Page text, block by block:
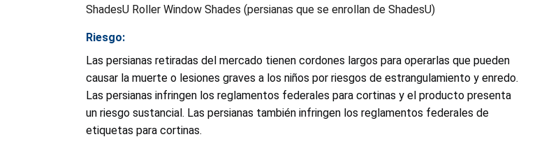
ShadesU Roller Window Shades (persianas que se enrollan de ShadesU)
Riesgo:
Las persianas retiradas del mercado tienen cordones largos para operarlas que pueden
causar la muerte o lesiones graves a los niños por riesgos de estrangulamiento y enredo.
Las persianas infringen los reglamentos federales para cortinas y el producto presenta
un riesgo sustancial. Las persianas también infringen los reglamentos federales de
etiquetas para cortinas.